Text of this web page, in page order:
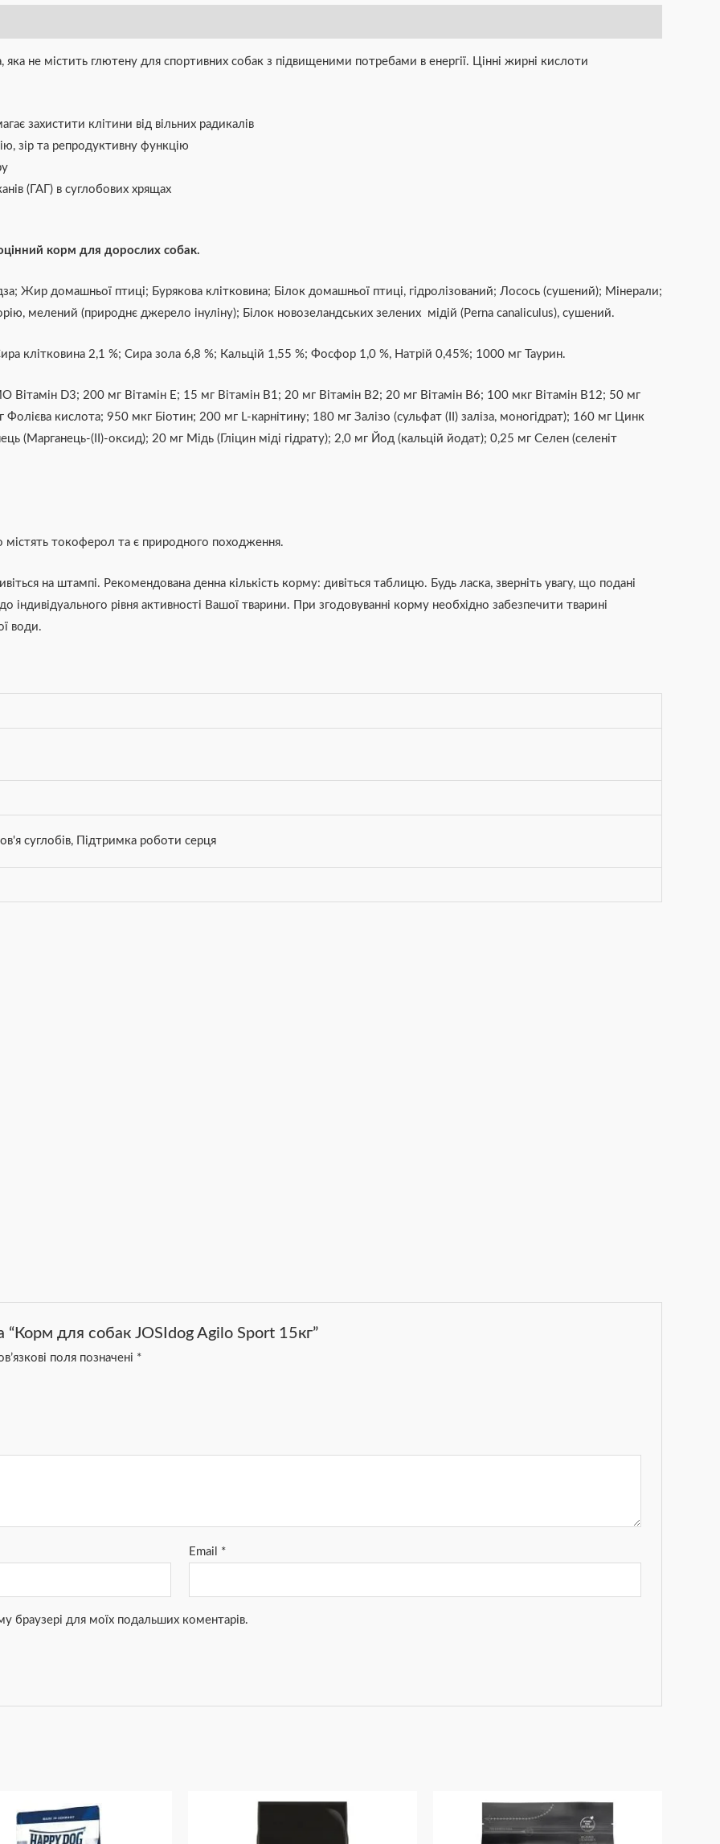
не містить глютену для спортивних собак з підвищеними потребами в енергії. Цінні жирні кислоти
захистити клітини від вільних радикалів
зір та репродуктивну функцію
(ГАГ) в суглобових хрящах
корм для дорослих собак.
Жир домашньої птиці; Бурякова клітковина; Білок домашньої птиці, гідролізований; Лосось (сушений); Мінерали;
мелений (природнє джерело інуліну); Білок новозеландських зелених мідій (Perna canaliculus), сушений.
клітковина 2,1 %; Сира зола 6,8 %; Кальцій 1,55 %; Фосфор 1,0 %, Натрій 0,45%; 1000 мг Таурин.
D3; 200 мг Вітамін E; 15 мг Вітамін B1; 20 мг Вітамін B2; 20 мг Вітамін B6; 100 мкг Вітамін B12; 50 мг
кислота; 950 мкг Біотин; 200 мг L-карнітину; 180 мг Залізо (сульфат (ІІ) заліза, моногідрат); 160 мг Цинк
(Марганець-(II)-оксид); 20 мг Мідь (Гліцин міді гідрату); 2,0 мг Йод (кальцій йодат); 0,25 мг Селен (селеніт
токоферол та є природного походження.
на штампі. Рекомендована денна кількість корму: дивіться таблицю. Будь ласка, зверніть увагу, що подані
індивідуального рівня активності Вашої тварини. При згодовуванні корму необхідно забезпечити тварині
води.
суглобів, Підтримка роботи серця
для собак JOSIdog Agilo Sport 15кг”
поля позначені *
Email *
браузері для моїх подальших коментарів.